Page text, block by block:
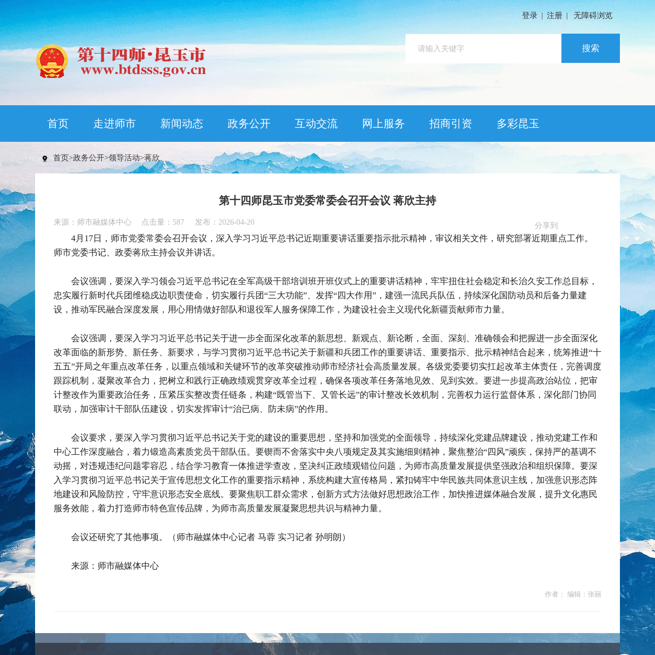
登录 | 注册 | 无障碍浏览
搜索
首页 走进师市 新闻动态 政务公开 互动交流 网上服务 招商引资 多彩昆玉
首页>政务公开>领导活动>蒋欣
第十四师昆玉市党委常委会召开会议 蒋欣主持
来源：师市融媒体中心 点击量： 587 发布：2026-04-20 分享到
4月17日，师市党委常委会召开会议，深入学习习近平总书记近期重要讲话重要指示批示精神，审议相关文件，研究部署近期重点工作。
师市党委书记、政委蒋欣主持会议并讲话。
会议强调，要深入学习领会习近平总书记在全军高级干部培训班开班仪式上的重要讲话精神，牢牢扭住社会稳定和长治久安工作总目标，
忠实履行新时代兵团维稳戍边职责使命，切实履行兵团“三大功能”、发挥“四大作用”，建强一流民兵队伍，持续深化国防动员和后备力量建
设，推动军民融合深度发展，用心用情做好部队和退役军人服务保障工作，为建设社会主义现代化新疆贡献师市力量。
会议强调，要深入学习习近平总书记关于进一步全面深化改革的新思想、新观点、新论断，全面、深刻、准确领会和把握进一步全面深化
改革面临的新形势、新任务、新要求，与学习贯彻习近平总书记关于新疆和兵团工作的重要讲话、重要指示、批示精神结合起来，统筹推进“十
五五”开局之年重点改革任务，以重点领域和关键环节的改革突破推动师市经济社会高质量发展。各级党委要切实扛起改革主体责任，完善调度
跟踪机制，凝聚改革合力，把树立和践行正确政绩观贯穿改革全过程，确保各项改革任务落地见效、见到实效。要进一步提高政治站位，把审
计整改作为重要政治任务，压紧压实整改责任链条，构建“既管当下、又管长远”的审计整改长效机制，完善权力运行监督体系，深化部门协同
联动，加强审计干部队伍建设，切实发挥审计“治已病、防未病”的作用。
会议要求，要深入学习贯彻习近平总书记关于党的建设的重要思想，坚持和加强党的全面领导，持续深化党建品牌建设，推动党建工作和
中心工作深度融合，着力锻造高素质党员干部队伍。要锲而不舍落实中央八项规定及其实施细则精神，聚焦整治“四风”顽疾，保持严的基调不
动摇，对违规违纪问题零容忍，结合学习教育一体推进学查改，坚决纠正政绩观错位问题，为师市高质量发展提供坚强政治和组织保障。要深
入学习贯彻习近平总书记关于宣传思想文化工作的重要指示精神，系统构建大宣传格局，紧扣铸牢中华民族共同体意识主线，加强意识形态阵
地建设和风险防控，守牢意识形态安全底线。要聚焦职工群众需求，创新方式方法做好思想政治工作，加快推进媒体融合发展，提升文化惠民
服务效能，着力打造师市特色宣传品牌，为师市高质量发展凝聚思想共识与精神力量。
会议还研究了其他事项。（师市融媒体中心记者 马蓉 实习记者 孙明朗）
来源：师市融媒体中心
作者： 编辑：张丽